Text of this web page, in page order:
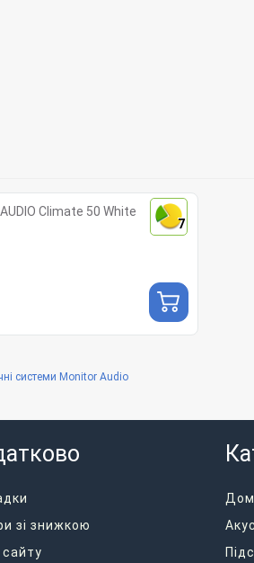
7
Climate 50 White
системи Monitor Audio
зі знижкою